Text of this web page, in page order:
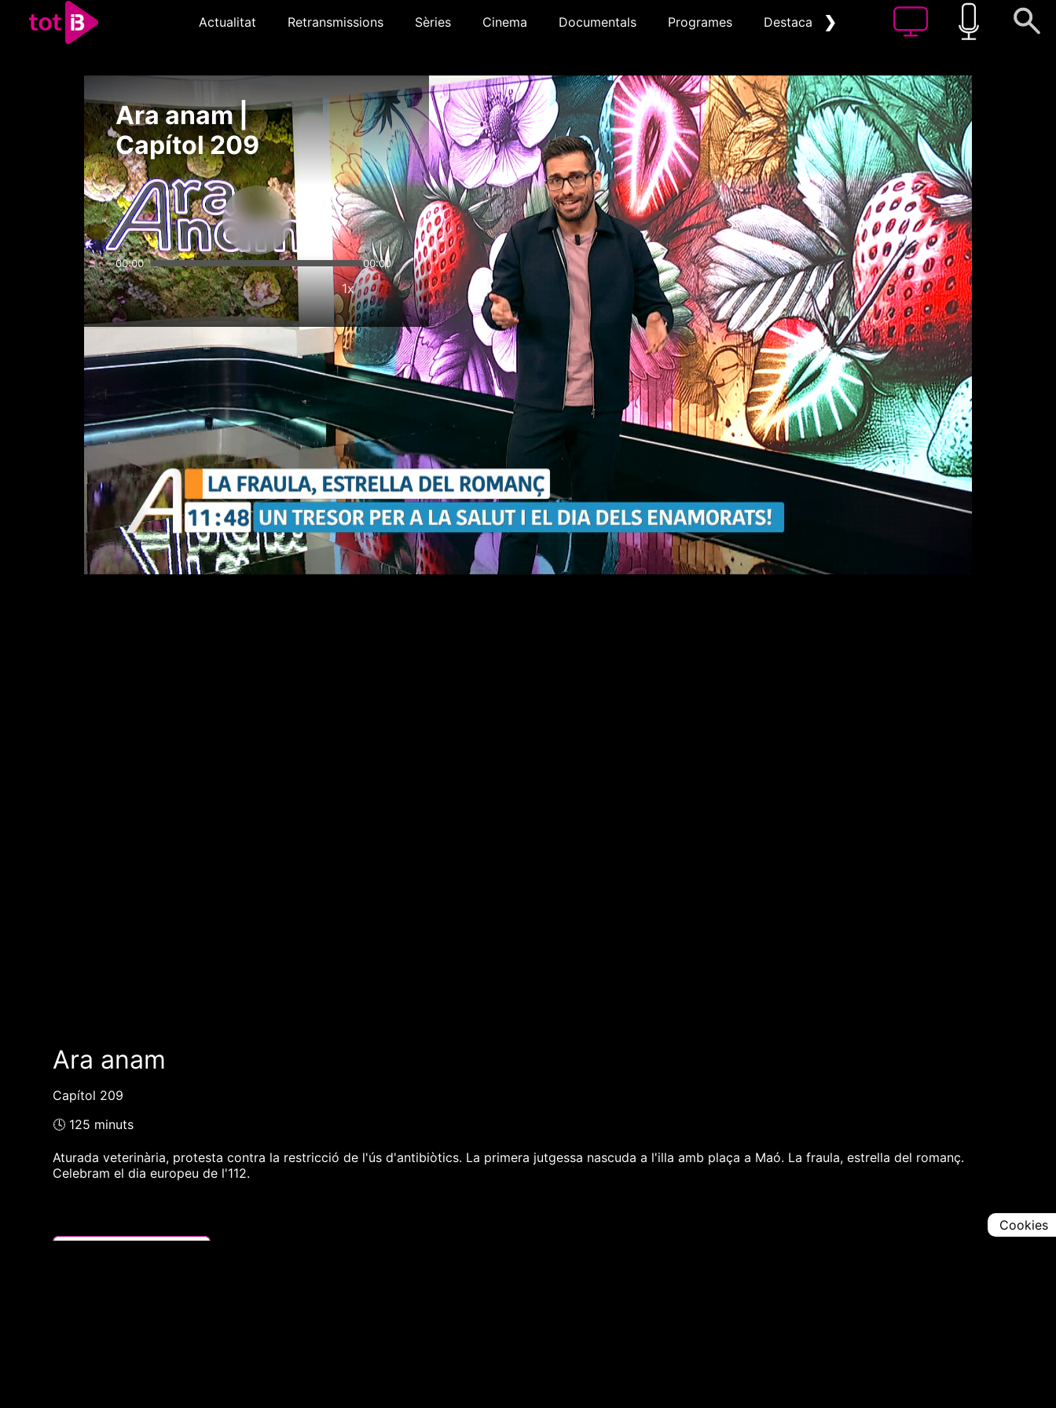
Actualitat Retransmissions Sèries Cinema Documentals Programes Destacat ❯
Ara anam |
Capítol 209
00:00 00:00
1x
Ara anam
Capítol 209
🕓 125 minuts
Aturada veterinària, protesta contra la restricció de l'ús d'antibiòtics. La primera jutgessa nascuda a l'illa amb plaça a Maó. La fraula, estrella del romanç.
Celebram el dia europeu de l'112.
Cookies